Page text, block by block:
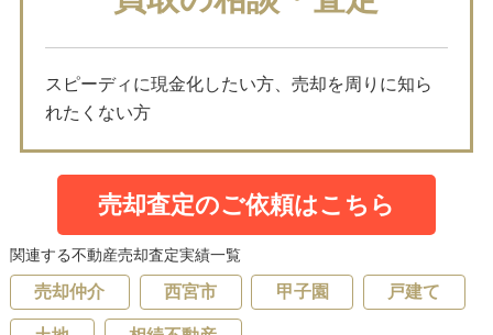
スピーディに現金化したい方、売却を周りに知ら
れたくない方
売却査定のご依頼はこちら
関連する不動産売却査定実績一覧
売却仲介 西宮市 甲子園 戸建て